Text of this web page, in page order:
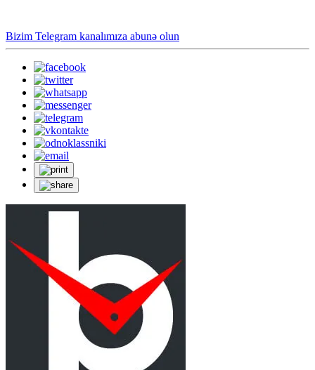
Bizim Telegram kanalımıza abunə olun